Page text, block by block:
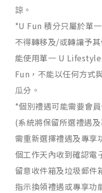
諒。
*U Fun 積分只屬於單
不得轉移及/或轉讓予
能使用單一 U
Fun，不能以任何方式
瓜分。
*個別禮遇可能需要會
(系統將保留所選禮遇
需重新選擇禮遇及專
個工作天內收到確認電
留意收件箱及垃圾郵
指示換領禮遇或專享功